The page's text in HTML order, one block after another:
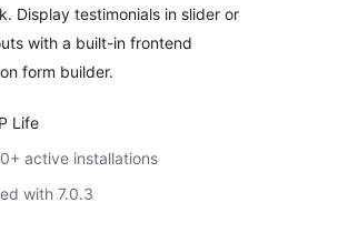
Display testimonials in slider or
with a built-in frontend
form builder.
Life
active installations
with 7.0.3